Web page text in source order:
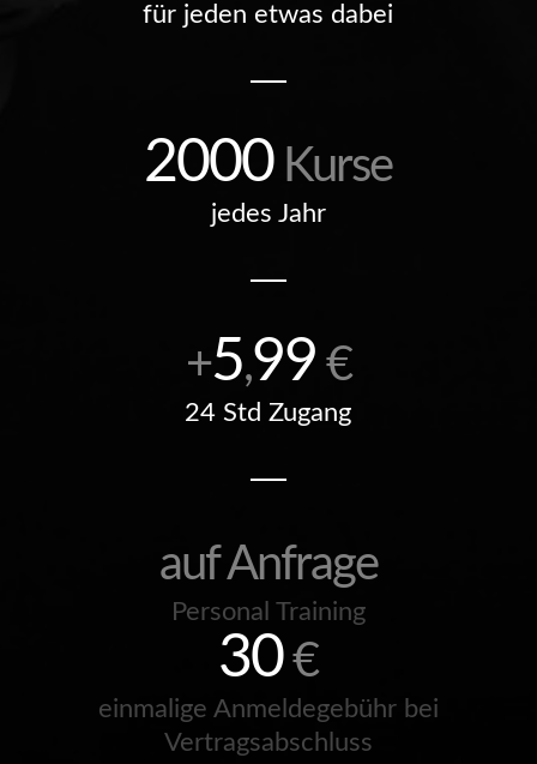
für jeden etwas dabei
2000Kurse
jedes Jahr
+5,99 €
24 Std Zugang
auf Anfrage
Personal Training
30€
einmalige Anmeldegebühr bei
Vertragsabschluss